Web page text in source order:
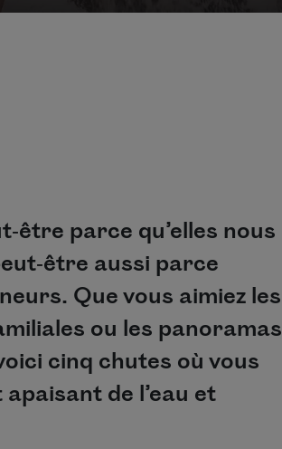
parce qu’elles nous
aussi parce
Que vous aimiez les
ou les panoramas
cinq chutes où vous
de l’eau et